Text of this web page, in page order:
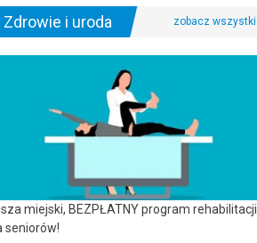
Zdrowie i uroda
miejski, BEZPŁATNY program rehabilitacji
seniorów!